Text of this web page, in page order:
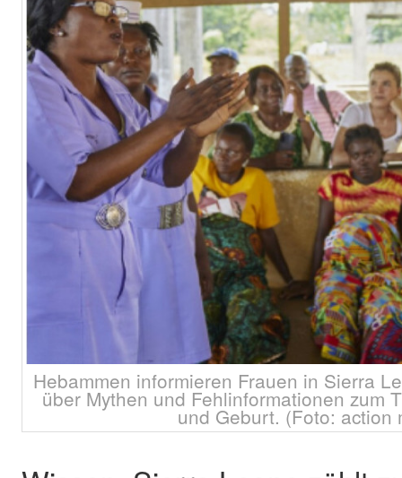
Hebammen informieren Frauen in Sierra
über Mythen und Fehlinformationen zum
und Geburt. (Foto: action